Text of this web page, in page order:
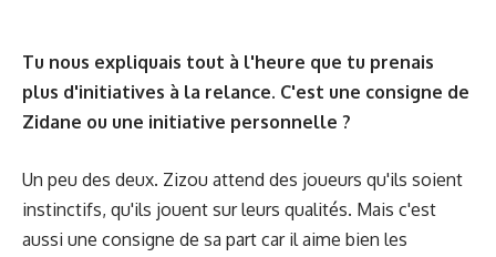
Tu nous expliquais tout à l'heure que tu prenais
plus d'initiatives à la relance. C'est une consigne de
Zidane ou une initiative personnelle ?
Un peu des deux. Zizou attend des joueurs qu'ils soient
instinctifs, qu'ils jouent sur leurs qualités. Mais c'est
aussi une consigne de sa part car il aime bien les